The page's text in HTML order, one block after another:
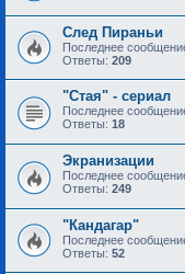
След Пираньи
Последнее
Ответы: 209
"Стая" - сериал
Последнее
Ответы: 18
Экранизации
Последнее
Ответы: 249
"Кандагар"
Последнее
Ответы: 52